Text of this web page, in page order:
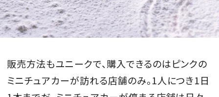
販売方法もユニークで、購入できるのはピンクの
ミニチュアカーが訪れる店舗のみ。1人につき1日